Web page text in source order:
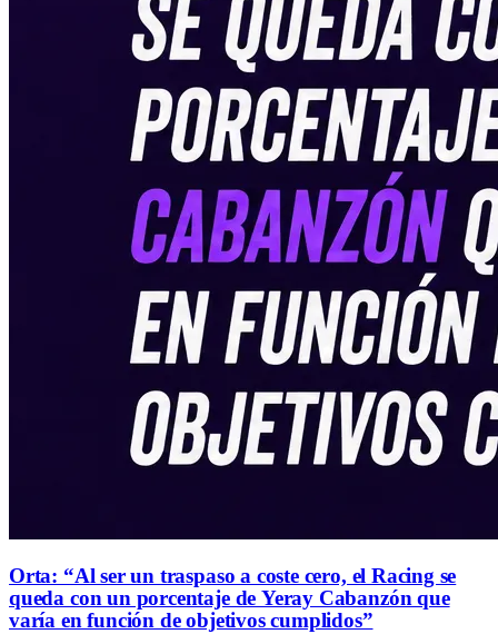
Orta: “Al ser un traspaso a coste cero, el Racing se
queda con un porcentaje de Yeray Cabanzón que
varía en función de objetivos cumplidos”